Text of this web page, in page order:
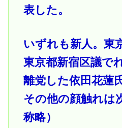
表した。
いずれも新人。東
東京都新宿区議で
離党した依田花蓮
その他の顔触れは
称略）